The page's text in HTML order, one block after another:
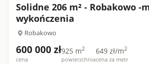
Solidne 206 m² - Robakowo -
wykończenia
Robakowo
600 000 zł
cena
925 m2
powierzchnia
649 zł/m2
cena za metr